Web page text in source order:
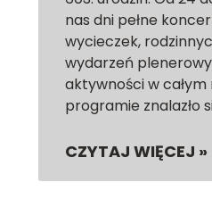
nas dni pełne
wycieczek,
wydarzeń
aktywności w całym
programie znalazło
CZYTAJ WIĘCEJ »